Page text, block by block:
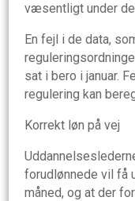
væsentligt under
En fejl i de data,
sat i bero i januar.
regulering kan
Korrekt løn på vej
forudlønnede vil få
måned, og at der